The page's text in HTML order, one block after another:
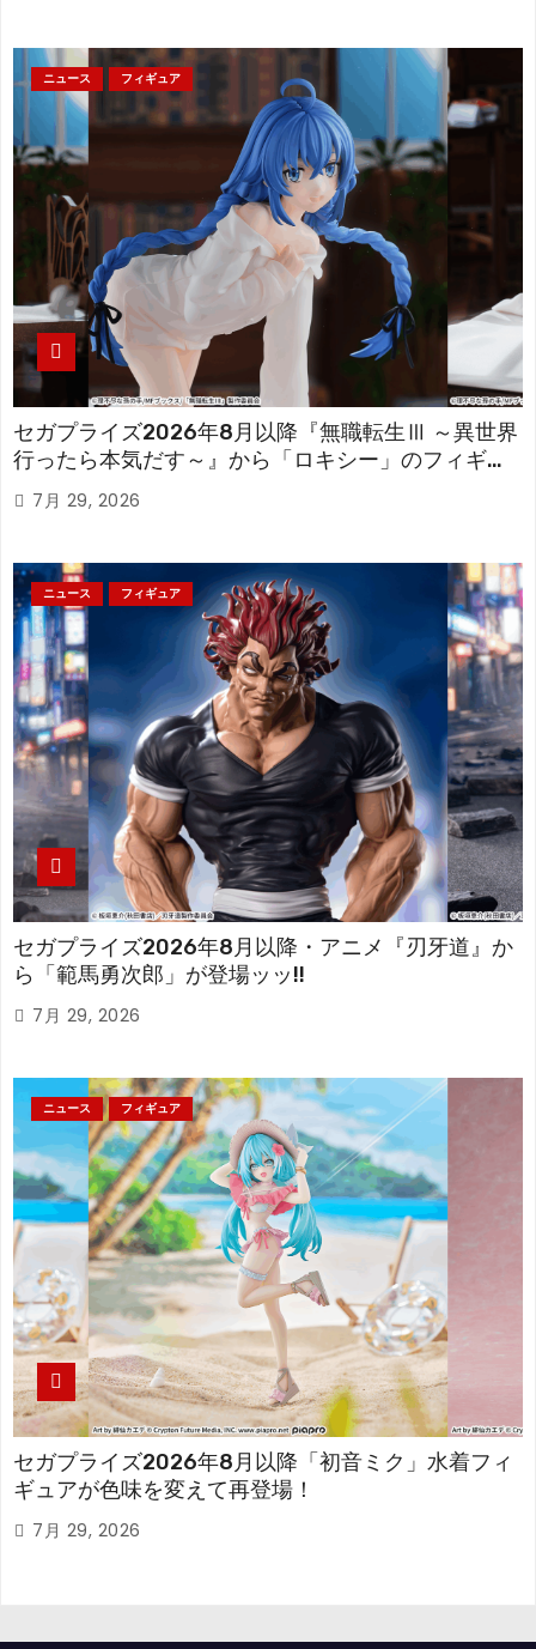
ニュース フィギュア
セガプライズ2026年8月以降『無職転生Ⅲ ～異世界
行ったら本気だす～』から「ロキシー」のフィギュ
アが登場！
7月 29, 2026
ニュース フィギュア
セガプライズ2026年8月以降・アニメ『刃牙道』か
ら「範馬勇次郎」が登場ッッ!!
7月 29, 2026
ニュース フィギュア
セガプライズ2026年8月以降「初音ミク」水着フィ
ギュアが色味を変えて再登場！
7月 29, 2026